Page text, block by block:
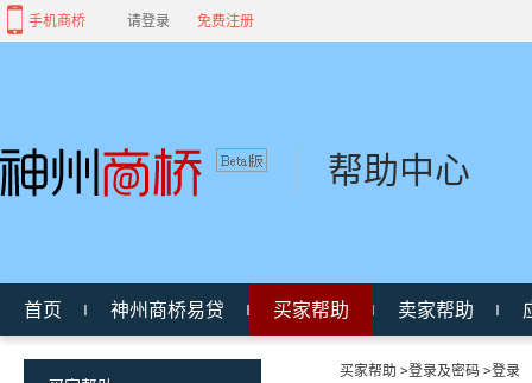
手机商桥 请登录 免费注册
帮助中心
首页 神州商桥易贷 买家帮助 卖家帮助
买家帮助 >登录及密码 >登录